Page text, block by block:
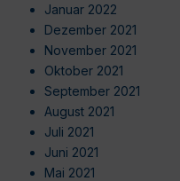
Januar 2022
Dezember 2021
November 2021
Oktober 2021
September 2021
August 2021
Juli 2021
Juni 2021
Mai 2021